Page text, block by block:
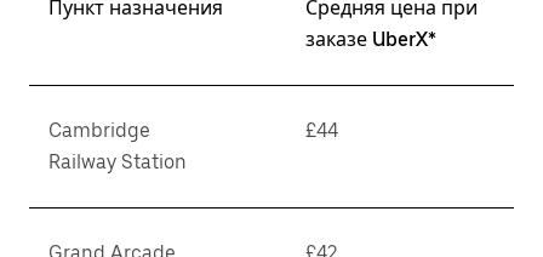
Пункт назначения
Средняя цена при
заказе UberX*
Cambridge
Railway Station
£44